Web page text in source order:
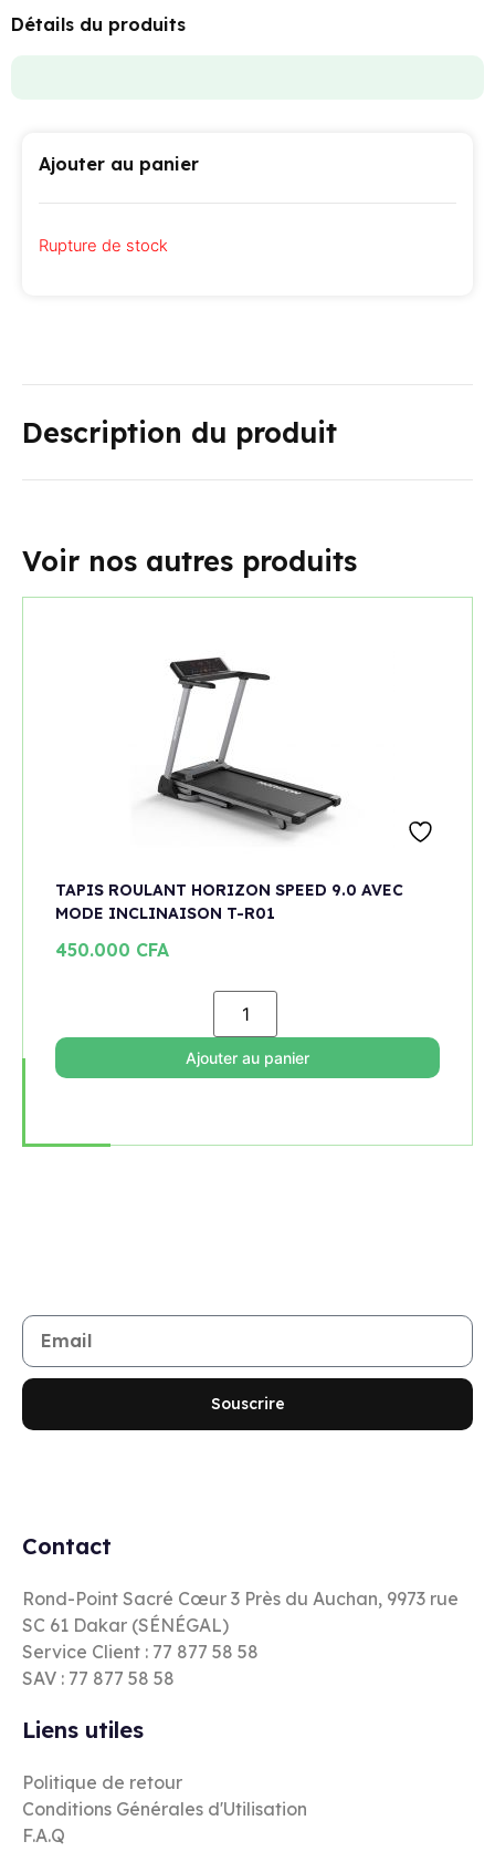
Détails du produits
Ajouter au panier
Rupture de stock
Description du produit
Voir nos autres produits
TAPIS ROULANT HORIZON SPEED 9.0 AVEC
MODE INCLINAISON T-R01
450.000 CFA
Ajouter au panier
Souscrire
Contact
Rond-Point Sacré Cœur 3 Près du Auchan, 9973 rue
SC 61 Dakar (SÉNÉGAL)
Service Client : 77 877 58 58
SAV : 77 877 58 58
Liens utiles
Politique de retour
Conditions Générales d'Utilisation
F.A.Q